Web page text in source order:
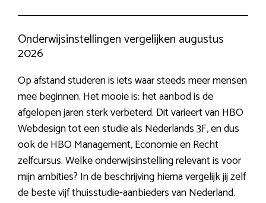
Onderwijsinstellingen vergelijken augustus
2026
Op afstand studeren is iets waar steeds meer mensen
mee beginnen. Het mooie is: het aanbod is de
afgelopen jaren sterk verbeterd. Dit varieert van HBO
Webdesign tot een studie als Nederlands 3F, en dus
ook de HBO Management, Economie en Recht
zelfcursus. Welke onderwijsinstelling relevant is voor
mijn ambities? In de beschrijving hierna vergelijk jij zelf
de beste vijf thuisstudie-aanbieders van Nederland.